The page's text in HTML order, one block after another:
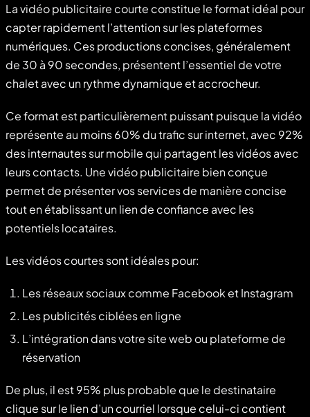
La vidéo publicitaire courte constitue le format idéal pour
capter rapidement l’attention sur les plateformes
numériques. Ces productions concises, généralement
de 30 à 90 secondes, présentent l’essentiel de votre
chalet avec un rythme dynamique et accrocheur.
Ce format est particulièrement puissant puisque la vidéo
représente au moins 60% du trafic sur internet, avec 92%
des internautes sur mobile qui partagent les vidéos avec
leurs contacts. Une vidéo publicitaire bien conçue
permet de présenter vos services de manière concise
tout en établissant un lien de confiance avec les
potentiels locataires.
Les vidéos courtes sont idéales pour:
Les réseaux sociaux comme Facebook et Instagram
Les publicités ciblées en ligne
L’intégration dans votre site web ou plateforme de
réservation
De plus, il est 95% plus probable que le destinataire
clique sur le lien d’un courriel lorsque celui-ci contient